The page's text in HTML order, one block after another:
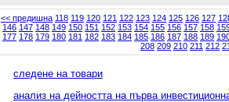
<< предишна 118 119 120 121 122 123 124 125 126 127
146 147 148 149 150 151 152 153 154 155 156 157 158
177 178 179 180 181 182 183 184 185 186 187 188 189
208 209 210 211 212
следене на товари
анализ на дейността на първа